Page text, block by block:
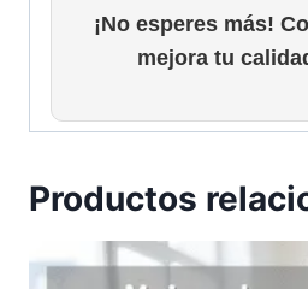
¡No esperes más!
mejora tu
Productos